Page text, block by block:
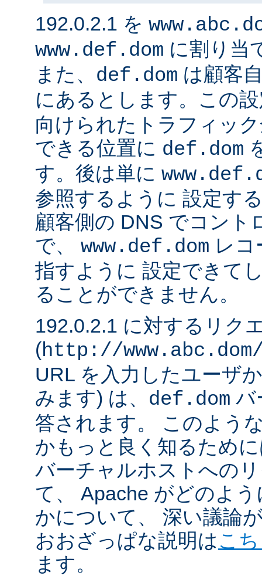
192.0.2.1 を
www.def.dom に割り当
また、 def.dom は顧客
にあるとします。この
向けられたトラフィッ
できる位置に def.dom
す。後は単に
参照するように 設定す
顧客側の DNS でコント
で、 www.def.dom レ
指すように 設定できて
ることができません。
192.0.2.1 に対するリク
(http://
URL を入力したユーザ
みます) は、 def.dom バ
答されます。 このよう
かもっと良く知るため
バーチャルホストへの
て、 Apache がどのよ
かについて、 深い議論
おおざっぱな説明は こ
ます。